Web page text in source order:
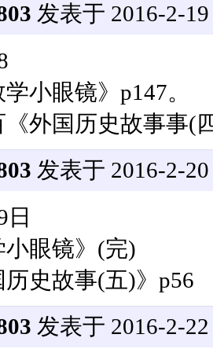
发表于 2016-2-
小眼镜》p147。
《外国历史故事事(
发表于 2016-2-
日
小眼镜》(完)
史故事(五)》p56
发表于 2016-2-